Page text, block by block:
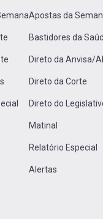
Apostas da
Bastidores da
Direto da Anvisa/
Direto da Corte
Direto do
Matinal
Relatório Especial
Alertas